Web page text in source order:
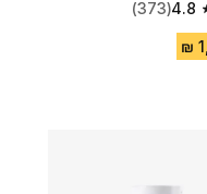
4.8
(373)